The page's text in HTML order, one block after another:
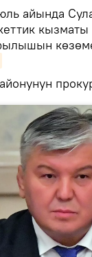
айында